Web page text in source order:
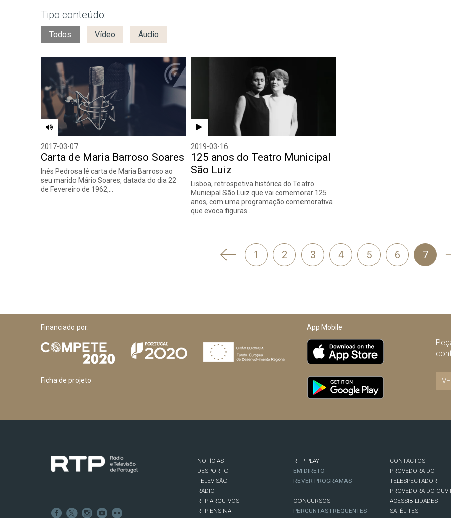
Tipo conteúdo:
Todos Vídeo Áudio
2017-03-07
Carta de Maria Barroso Soares
Inês Pedrosa lê carta de Maria Barroso ao
seu marido Mário Soares, datada do dia 22
de Fevereiro de 1962,…
2019-03-16
125 anos do Teatro Municipal
São Luiz
Lisboa, retrospetiva histórica do Teatro
Municipal São Luiz que vai comemorar 125
anos, com uma programação comemorativa
que evoca figuras…
'
1 2 3 4 5 6 7
Financiado por:
Ficha de projeto
App Mobile
NOTÍCIAS
DESPORTO
TELEVISÃO
RÁDIO
RTP ARQUIVOS
RTP ENSINA
RTP PLAY
EM DIRETO
REVER PROGRAMAS
CONCURSOS
PERGUNTAS FREQUENTES
CONTACTOS
PROVEDORA DO
TELESPECTADOR
PROVEDORA DO
ACESSIBILIDADES
SATÉLITES